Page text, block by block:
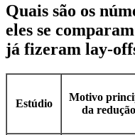
Quais são os
eles se
já fizeram
Estúdio
Motivo
da redução